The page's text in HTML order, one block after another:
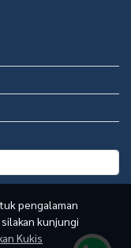
pengalaman
kunjungi
Kukis